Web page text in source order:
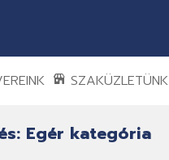
SZAKÜZLETÜNK
Egér kategória